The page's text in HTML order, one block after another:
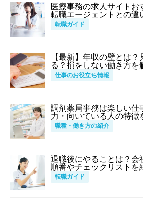
医療事務の求人サイトお
転職エージェントとの違
転職ガイド
【最新】年収の壁とは
る？損をしない働き方を
仕事のお役立ち情報
調剤薬局事務は楽しい仕
力・向いている人の特徴
職種・働き方の紹介
退職後にやることは？会
順番やチェックリストを
転職ガイド